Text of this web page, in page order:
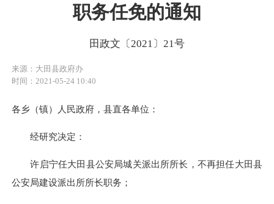
职务任免的通知
田政文〔2021〕21号
来源：大田县政府办
时间：2021-05-24 10:40
各乡（镇）人民政府，县直各单位：
经研究决定：
许启宁任大田县公安局城关派出所所长，不再担任大田县
公安局建设派出所所长职务；